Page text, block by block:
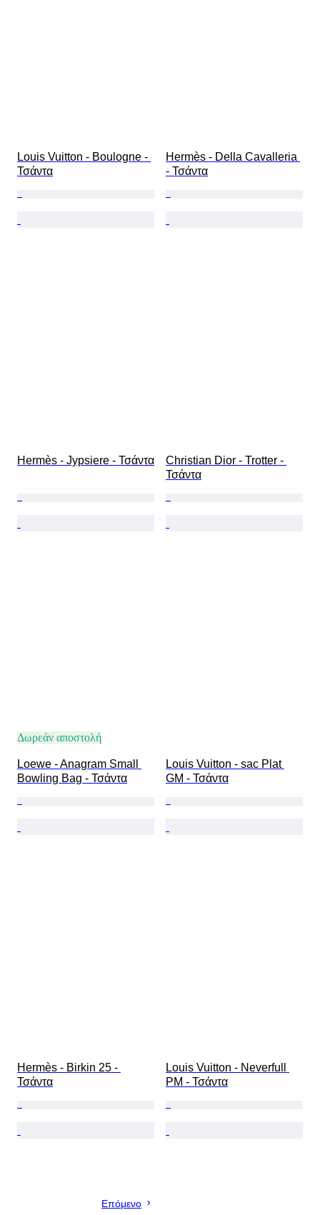
Louis Vuitton - Boulogne -
Τσάντα
Hermès - Della Cavalleria
- Τσάντα
Hermès - Jypsiere - Τσάντα
Christian Dior - Trotter -
Τσάντα
Δωρεάν αποστολή
Loewe - Anagram Small
Bowling Bag - Τσάντα
Louis Vuitton - sac Plat
GM - Τσάντα
Hermès - Birkin 25 -
Τσάντα
Louis Vuitton - Neverfull
PM - Τσάντα
Επόμενο